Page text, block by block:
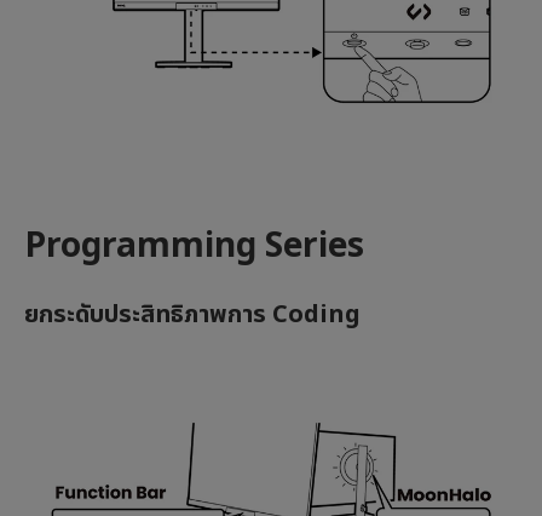
Programming Series
ยกระดับประสิทธิภาพการ Coding